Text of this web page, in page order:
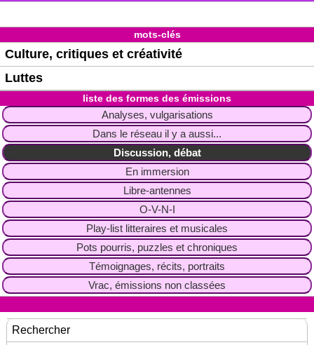
mots-clés
Culture, critiques et créativité
Luttes
liste des formes des émissions
Analyses, vulgarisations
Dans le réseau il y a aussi...
Discussion, débat
En immersion
Libre-antennes
O-V-N-I
Play-list litteraires et musicales
Pots pourris, puzzles et chroniques
Témoignages, récits, portraits
Vrac, émissions non classées
Rechercher